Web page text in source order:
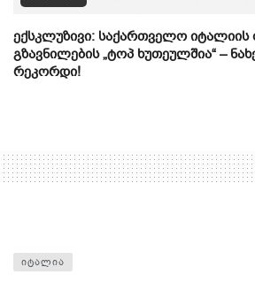
ექსკლუზივი: საქართველო
გზავნილების „ტოპ ხუთეულშია“ –
რეკორდი!
ᲘᲢᲐᲚᲘᲐ